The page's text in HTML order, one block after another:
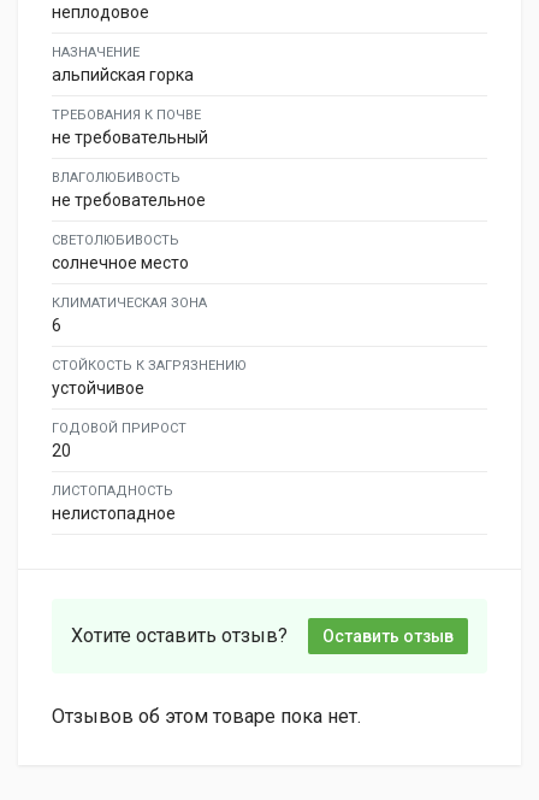
неплодовое
НАЗНАЧЕНИЕ
альпийская горка
ТРЕБОВАНИЯ К ПОЧВЕ
не требовательный
ВЛАГОЛЮБИВОСТЬ
не требовательное
СВЕТОЛЮБИВОСТЬ
солнечное место
КЛИМАТИЧЕСКАЯ ЗОНА
6
СТОЙКОСТЬ К ЗАГРЯЗНЕНИЮ
устойчивое
ГОДОВОЙ ПРИРОСТ
20
ЛИСТОПАДНОСТЬ
нелистопадное
Хотите оставить отзыв? Оставить отзыв
Отзывов об этом товаре пока нет.